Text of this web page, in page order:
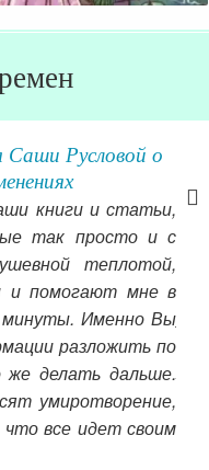
Русловой о
книги и статьи,
так просто и с
теплотой,
и помогают мне в
Именно Вы
разложить по
же делать дальше.
умиротворение,
все идет своим